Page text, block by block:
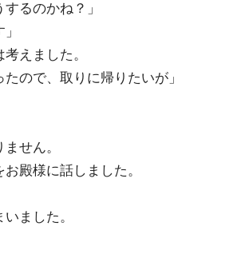
るのかね？」
えました。
ので、取りに帰りたいが」
せん。
殿様に話しました。
ました。